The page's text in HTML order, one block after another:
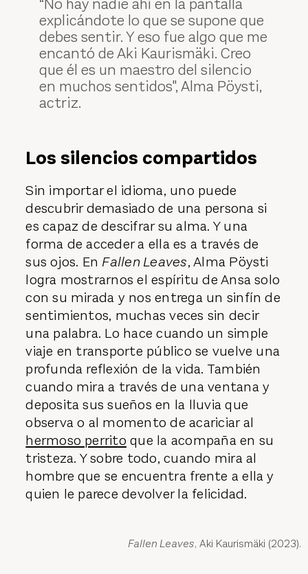
“No hay nadie ahí en la pantalla
explicándote lo que se supone que
debes sentir. Y eso fue algo que me
encantó de Aki Kaurismäki. Creo
que él es un maestro del silencio
en muchos sentidos", Alma Pöysti,
actriz.
Los silencios compartidos
Sin importar el idioma, uno puede
descubrir demasiado de una persona si
es capaz de descifrar su alma. Y una
forma de acceder a ella es a través de
sus ojos. En Fallen Leaves, Alma Pöysti
logra mostrarnos el espíritu de Ansa solo
con su mirada y nos entrega un sinfín de
sentimientos, muchas veces sin decir
una palabra. Lo hace cuando un simple
viaje en transporte público se vuelve una
profunda reflexión de la vida. También
cuando mira a través de una ventana y
deposita sus sueños en la lluvia que
observa o al momento de acariciar al
hermoso perrito que la acompaña en su
tristeza. Y sobre todo, cuando mira al
hombre que se encuentra frente a ella y
quien le parece devolver la felicidad.
Fallen Leaves, Aki Kaurismäki (2023).